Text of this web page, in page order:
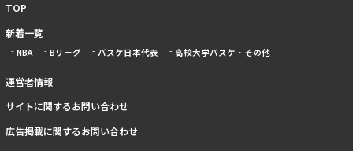
TOP
新着一覧
NBA Bリーグ バスケ日本代表 高校大学バスケ・その他
運営者情報
サイトに関するお問い合わせ
広告掲載に関するお問い合わせ